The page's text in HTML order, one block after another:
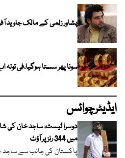
پشاور زلمی کے مالک جاوید
سونا پھر سستا ہوگیا،فی
ایڈیٹرچوائس
دوسرا ٹیسٹ، ساجد خان کی
میں 344 رنز پر آؤٹ